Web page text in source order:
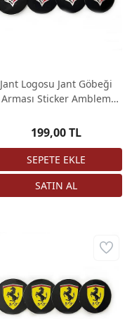
Jant Logosu Jant Göbeği
Arması Sticker Amblem
199,00 TL